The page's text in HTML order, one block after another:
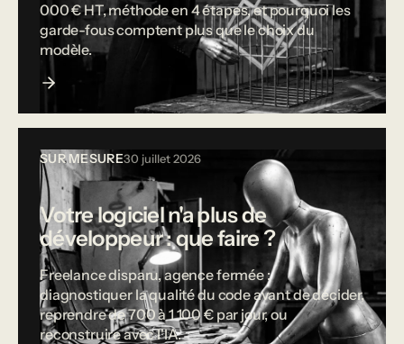
000 € HT, méthode en 4 étapes, et pourquoi les
garde-fous comptent plus que le choix du
modèle.
SUR MESURE30 juillet 2026
Votre logiciel n'a plus de
développeur : que faire ?
Freelance disparu, agence fermée :
diagnostiquer la qualité du code avant de décider,
reprendre de 700 à 1 100 € par jour, ou
reconstruire avec l'IA.